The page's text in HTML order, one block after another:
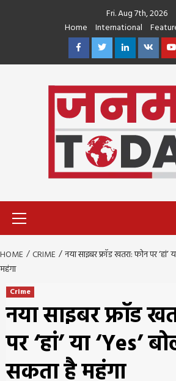
Fri. Aug 7th, 2026
Home
International
FacebookTwitterLinkedin
VK
HOME CRIME
नया साइबर फ्रॉड खतरा: फोन पर ‘हां’
महंगा
Crime
नया साइबर फ्रॉड
पर ‘हां’ या ‘Yes’
सकता है महंगा